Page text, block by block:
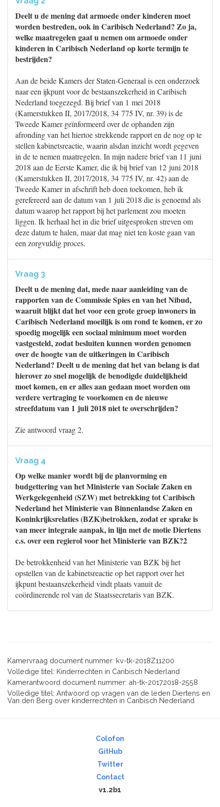
Deelt u de mening dat armoede onder kinderen moet
worden bestreden, ook in Caribisch Nederland? Zo ja,
welke maatregelen gaat u nemen om armoede onder
kinderen in Caribisch Nederland op korte termijn te
bestrijden?
Aan de beide Kamers der Staten-Generaal is een onderzoek
naar een ijkpunt voor de bestaanszekerheid in Caribisch
Nederland toegezegd. Bij brief van 1 mei 2018
(Kamerstukken II, 2017/2018, 34 775 IV, nr. 39) is de
Tweede Kamer geïnformeerd over de ophanden zijn
afronding van het hiertoe strekkende rapport en de nog op te
stellen kabinetsreactie, waarin alsdan inzicht wordt gegeven
in de te nemen maatregelen. In mijn nadere brief van 11 juni
2018 aan de Eerste Kamer, die ik bij brief van 12 juni 2018
(Kamerstukken II, 2017/2018, 34 775 IV, nr. 42) aan de
Tweede Kamer in afschrift heb doen toekomen, heb ik
gerefereerd aan de datum van 1 juli 2018 die is genoemd als
datum waarop het rapport bij het parlement zou moeten
liggen. Ik herhaal het in die brief uitgesproken streven om
deze datum te halen, maar dat mag niet ten koste gaan van
een zorgvuldig proces.
Vraag 3
Deelt u de mening dat, mede naar aanleiding van de
rapporten van de Commissie Spies en van het Nibud,
waaruit blijkt dat het voor een grote groep inwoners in
Caribisch Nederland moeilijk is om rond te komen, er zo
spoedig mogelijk een sociaal minimum moet worden
vastgesteld, zodat besluiten kunnen worden genomen
over de hoogte van de uitkeringen in Caribisch
Nederland? Deelt u de mening dat het van belang is dat
hierover zo snel mogelijk de benodigde duidelijkheid
moet komen, en er alles aan gedaan moet worden om
verdere vertraging te voorkomen en de nieuwe
streefdatum van 1 juli 2018 niet te overschrijden?
Zie antwoord vraag 2.
Vraag 4
Op welke manier wordt bij de planvorming en
budgettering van het Ministerie van Sociale Zaken en
Werkgelegenheid (SZW) met betrekking tot Caribisch
Nederland het Ministerie van Binnenlandse Zaken en
Koninkrijksrelaties (BZK)betrokken, zodat er sprake is
van meer integrale aanpak, in lijn met de motie Diertens
c.s. over een regierol voor het Ministerie van BZK?2
De betrokkenheid van het Ministerie van BZK bij het
opstellen van de kabinetsreactie op het rapport over het
ijkpunt bestaanszekerheid vindt plaats vanuit de
coördinerende rol van de Staatssecretaris van BZK.
Kamervraag document nummer: kv-tk-2018Z11200
Volledige titel: Kinderrechten in Caribisch Nederland
Kamerantwoord document nummer: ah-tk-20172018-2558
Volledige titel: Antwoord op vragen van de leden Diertens en
Van den Berg over kinderrechten in Caribisch Nederland
Colofon
GitHub
Twitter
Contact
v1.2b1